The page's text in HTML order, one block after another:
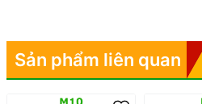
Sản phẩm liên quan